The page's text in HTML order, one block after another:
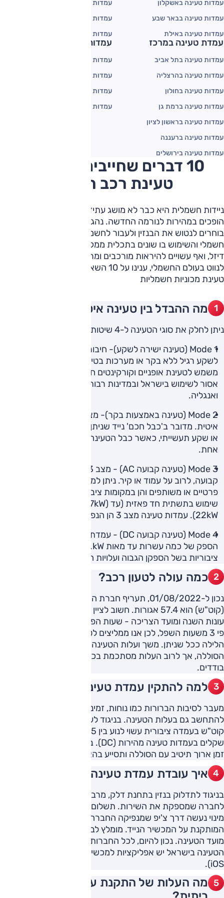
אתר
גוגל מפות
Waze
עמדת טעינה במרכז
עמדות טעינה בתל אביב
עמדות טעינה בהרצליה
עמדות טעינה בחולון
עמדות טעינה ברמת גן
עמדות טעינה בראשון לציון
עמדות טעינה ברעננה
עמדות טעינה בירושלים
עמדות טעינה בצפון
עמדות טעינה בקיסריה
עמדות טעינה בחדרה
עמדות טעינה בטבריה
עמדות טעינה בחיפה
עמדות טעינה באשקלון
עמדות טעינה בבאר שבע
עמדות טעינה באילת
עמדות טעינה Greenspot
עמדות טעינה סונול EVI
עמדות טעינה EV-Edge
10 דברים שחייבים לדעת על
טעינת רכב חשמלי
ניידות חשמלית היא כבר לא מושג עתידני. כלי רכב חשמליים
הופכים במהירות לנורמה החדשה. נהגים רבים ברחבי העולם
בוחרים לנטוש את הבנזין ולעבור לחשמל, אבל טעינת רכב
חשמלי והשימוש בו שונים בתכלית ממקביליהן ברכבי בנזין או
דיזל, ואף עשויים להיראות מורכבים ומרתיעים. אז כדי לעזור לכם
לנווט בעולם החשמלי, ענינו על 10 השאלות הנשאלות ביותר לגבי
טעינת מכוניות חשמליות
מה ההבדל בין טעינה איטית למהירה?
ניתן לחלק את סוגי הטעינה ל-4 שיטות מרכזיות:
Mode 1 (טעינה ישירה לשקע)- חיבור ישיר של הרכב החשמלי
משמש לטעינת אופניים וקורקינטים חשמליים. מצב טעינה זה
אסור לשימוש בישראל ובמדינות רבות בעולם כמו ארה"ב
ואנגליה.
איטית. מדובר ב'כבל חכם' נייד שניתן לחבר לשקע חשמל רגיל
או שקע תעשייתי, כאשר כבל הטעינה והבקר הם למעשה יחידה
אחת.
קבועה, לרוב על עמוד או קיר. ניתן למצוא עמדות אלו הן בבתים
פרטיים או משותפים והן במקומות ציבוריים, והן מסוגלות לעשות
22kW). עמדות טעינה מצב 3 הן הנפוצות ביותר.
Mode 4 (טעינה קבועה DC) - עמדת טעינה מהירה, בעלת
הספק של כמה עשרות עד מאות kW. עמדות אלו הן עמדות
ציבוריות בשל הספקן הגבוה ועלויות הקמה ותחזוקה גבוהות.
כמה עולה לטעון רכב?
נכון ל-01/08/2022, תעריף חברת החשמל עבור קילוואט-שעה
(קוט"ש) הוא 57.4 אגורות. חשוב לציין כי התעריף משתנה לפי
עונות השנה ומועד הצריכה - שעות הפסגה עשויות להיות יקרות
פי 3 משעות השפל, לכן אנו ממליצים לטעון את הרכב בשעות
הלילה ככל שניתן. משך ועלות הטעינה תלויים בעיקר בגודל
הסוללה, אך לרוב העלות מסתכמת בכמה עשרות שקלים
בודדים.
למה להתקין עמדת טעינה בבית?
מעבר לסיבות הברורות כמו נוחות, זמינות וניהול זמן יעיל, יש
להתחשב גם בעלות הטעינה. בניגוד לעמדות ביתיות, מחיר
שקלים בעמדות טעינה מהירות (DC). בנוסף, טעינה איטית למשך
זמן ארוך תיטיב עם הסוללה ותסייע בהארכת חייה.
איך עובדת עמדת טעינה ציבורית?
בניגוד לתדלוק בנזין בתחנת דלק, מרבית העמדות דורשות מינוי
לחברה שמספקת את השירות. תשלום עבור שימוש חד פעמי או
מינוי נעשה דרך צ'יפ שמנפיקה החברה או דרך אפליקציה
המותקנת על המכשיר הנייד. מומלץ לבצע את ההרשמה טרם
מועד הטעינה. נכון להיום, לכל החברות המפעילות עמדות
הטעינה בישראל יש אפליקציות למכשירים ניידים (אנדרואיד או
iOS).
מה העלות של התקנת עמדת טעינה